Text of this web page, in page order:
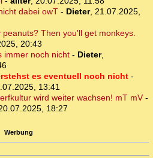
dabei owT- Dieter, 21.07.2025,
peanuts? Then you'll get monkeys.
20:43
immer noch nicht- Dieter,
es eventuell noch nicht-
13:41
wird weiter wachsen! mT mV-
18:27
Werbung